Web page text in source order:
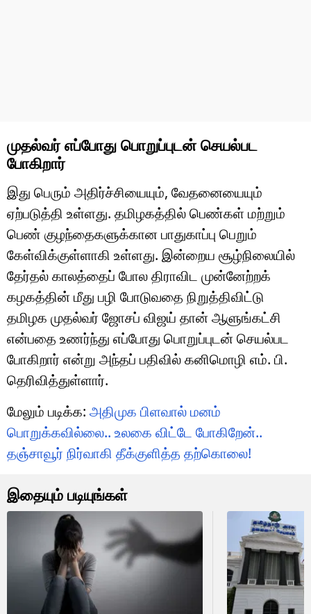
முதல்வர் எப்போது பொறுப்புடன் செயல்பட
போகிறார்
இது பெரும் அதிர்ச்சியையும், வேதனையையும்
ஏற்படுத்தி உள்ளது. தமிழகத்தில் பெண்கள் மற்றும்
பெண் குழந்தைகளுக்கான பாதுகாப்பு பெறும்
கேள்விக்குள்ளாகி உள்ளது. இன்றைய சூழ்நிலையில்
தேர்தல் காலத்தைப் போல திராவிட முன்னேற்றக்
கழகத்தின் மீது பழி போடுவதை நிறுத்திவிட்டு
தமிழக முதல்வர் ஜோசப் விஜய் தான் ஆளுங்கட்சி
என்பதை உணர்ந்து எப்போது பொறுப்புடன் செயல்பட
போகிறார் என்று அந்தப் பதிவில் கனிமொழி எம். பி.
தெரிவித்துள்ளார்.
மேலும் படிக்க: அதிமுக பிளவால் மனம்
பொறுக்கவில்லை.. உலகை விட்டே போகிறேன்..
தஞ்சாவூர் நிர்வாகி தீக்குளித்த தற்கொலை!
இதையும் படியுங்கள்